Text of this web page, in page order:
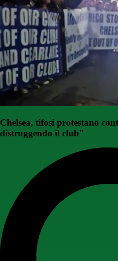
Chelsea, tifosi protestano
distruggendo il club"